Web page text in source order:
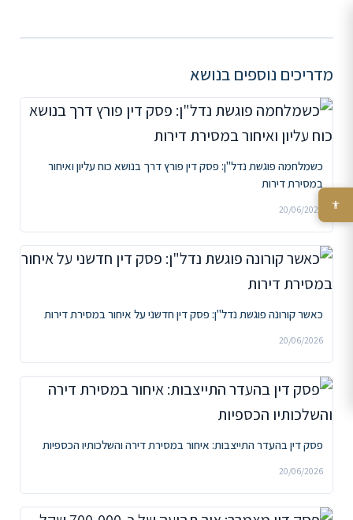
מדריכים נוספים בנושא
כשמלחמה פוגשת נדל"ן: פסק דין פורץ דרך בנושא כוח עליון ואיחור
במסירת דירות
20/06/2026
כאשר קורונה פוגשת נדל"ן: פסק דין חדשני על איחור במסירת דירות
20/06/2026
פסק דין בהעדר התייצבות: איחור במסירת דירה והשלכותיו הכספיות
20/06/2026